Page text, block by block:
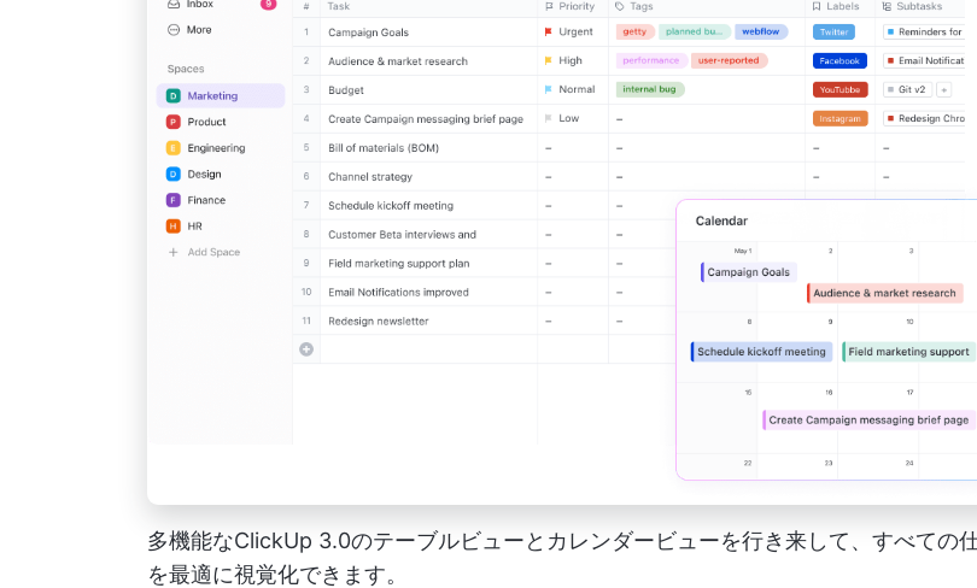
多機能なClickUp 3.0のテーブルビューとカレンダービューを行き来して、すべての
を最適に視覚化できます。